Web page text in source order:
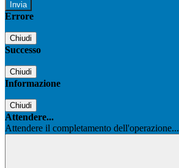
Errore
Chiudi
Successo
Chiudi
Informazione
Chiudi
Attendere...
Attendere il completamento dell'operazione...